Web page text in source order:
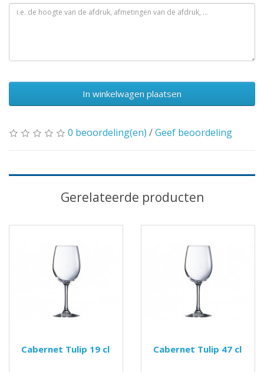
In winkelwagen plaatsen
0 beoordeling(en) /Geef beoordeling
Gerelateerde producten
Cabernet Tulip 19 cl Cabernet Tulip 47 cl